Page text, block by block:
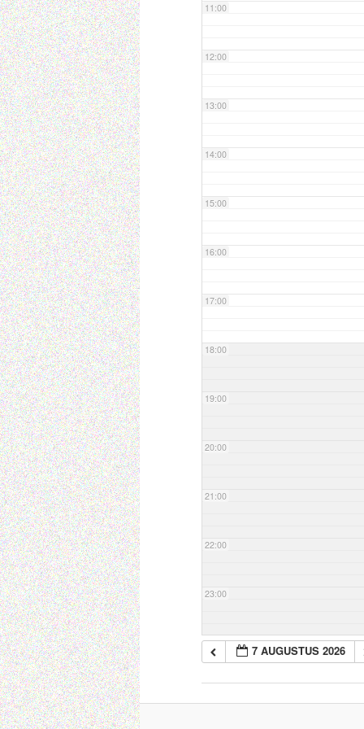
11:00
12:00
13:00
14:00
15:00
16:00
17:00
18:00
19:00
20:00
21:00
22:00
23:00
7 AUGUSTUS 2026